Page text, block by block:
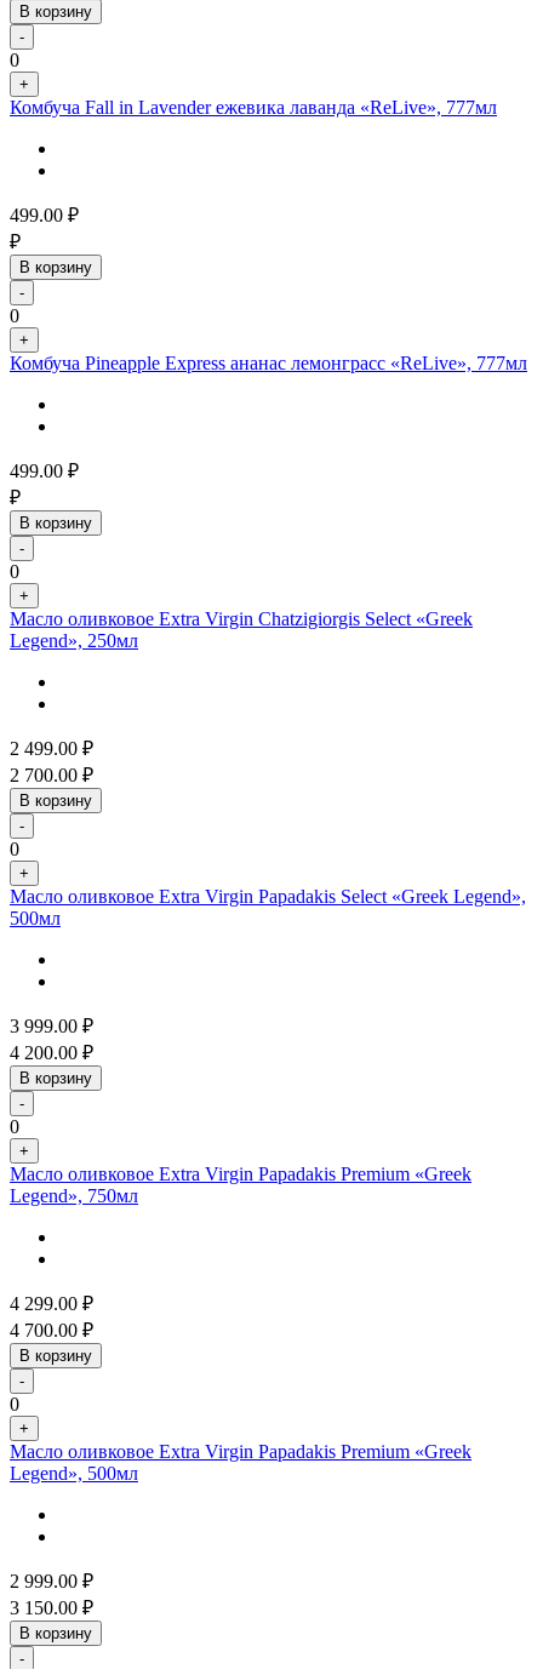
В корзину
-
0
+
Комбуча Fall in Lavender ежевика лаванда «ReLive», 777мл
499.00 ₽
₽
В корзину
-
0
+
Комбуча Pineapple Express ананас лемонграсс «ReLive», 777мл
499.00 ₽
₽
В корзину
-
0
+
Масло оливковое Extra Virgin Chatzigiorgis Select «Greek
Legend», 250мл
2 499.00 ₽
2 700.00 ₽
В корзину
-
0
+
Масло оливковое Extra Virgin Papadakis Select «Greek Legend»,
500мл
3 999.00 ₽
4 200.00 ₽
В корзину
-
0
+
Масло оливковое Extra Virgin Papadakis Premium «Greek
Legend», 750мл
4 299.00 ₽
4 700.00 ₽
В корзину
-
0
+
Масло оливковое Extra Virgin Papadakis Premium «Greek
Legend», 500мл
2 999.00 ₽
3 150.00 ₽
В корзину
-